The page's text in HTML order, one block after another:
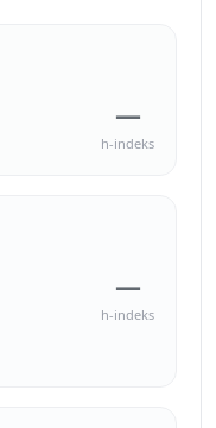
—
h-indeks
—
h-indeks